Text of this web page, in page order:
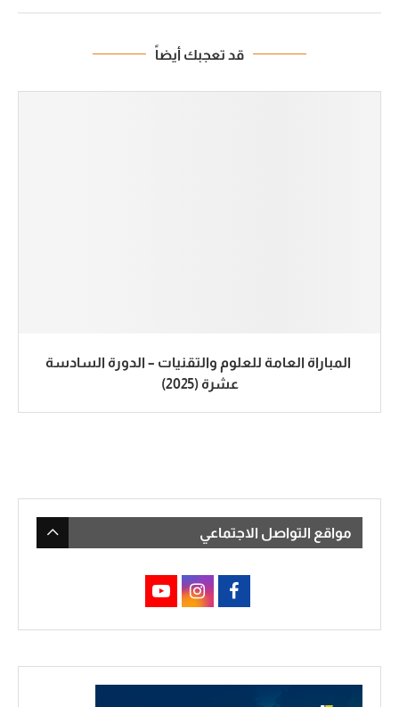
قد تعجبك أيضاً
المباراة العامة للعلوم والتقنيات – الدورة السادسة
عشرة (2025)
مواقع التواصل الاجتماعي